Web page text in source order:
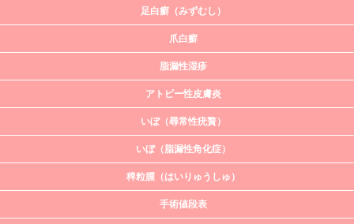
足白癬（みずむし）
爪白癬
脂漏性湿疹
アトピー性皮膚炎
いぼ（尋常性疣贅）
いぼ（脂漏性角化症）
稗粒腫（はいりゅうしゅ）
手術値段表